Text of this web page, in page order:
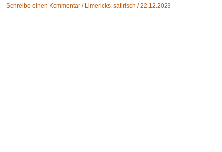
Schreibe einen Kommentar / Limericks, satirisch /22.12.2023